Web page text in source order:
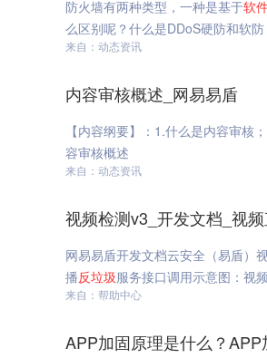
防火墙有两种类型，一种是基于软
么区别呢？什么是DDoS硬防和软
来自：动态资讯
内容审核概述_网易易盾
【内容纲要】：1.什么是内容审核
容审核概述
来自：动态资讯
视频检测v3_开发文档_视
网易易盾开发文档云安全（易盾）
播反垃圾服务接口调用示意图：视
来自：帮助中心
APP加固原理是什么？